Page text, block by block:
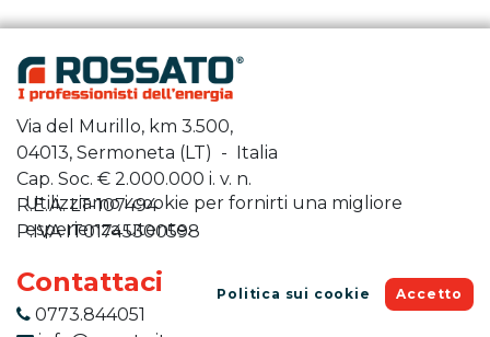
Via del Murillo, km 3.500,
04013, Sermoneta (LT) - Italia
Cap. Soc. € 2.000.000 i. v. n.
R.E.A. LT-107494
P.IVA IT01745300598
Contattaci
0773.844051
Utilizziamo i cookie per fornirti una migliore
esperienza utente.
Politica sui cookie Accetto